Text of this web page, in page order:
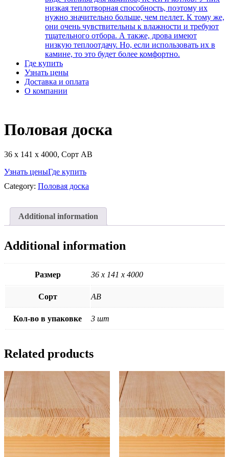
низкая теплотворная способность, поэтому их
нужно значительно больше, чем пеллет. К тому же,
они очень чувствительны к влажности и требуют
тщательного отбора. А также, дрова имеют
низкую теплоотдачу. Но, если использовать их в
камине, то это будет более комфортно.
Где купить
Узнать цены
Доставка и оплата
О компании
Половая доска
36 х 141 х 4000, Сорт АВ
Узнать ценыГде купить
Category: Половая доска
Additional information
Additional information
Размер 36 х 141 х 4000
Сорт АВ
Кол-во в упаковке 3 шт
Related products